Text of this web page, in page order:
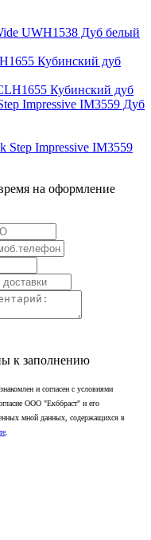
Кубинский дуб
Impressive IM3559 Дуб
на оформление
к заполнению
и согласен с условиями
ООО "Екббраст" и его
мной данных, содержащихся в